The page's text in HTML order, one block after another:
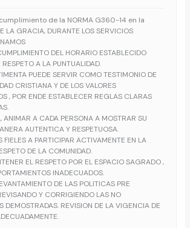
de la NORMA G360-14 en la
LA GRACIA, DURANTE LOS SERVICIOS
DEL HORARIO ESTABLECIDO
A LA PUNTUALIDAD.
PUEDE SERVIR COMO TESTIMONIO DE
CRISTIANA Y DE LOS VALORES
, POR ENDE ESTABLECER REGLAS CLARAS
ANIMAR A CADA PERSONA A MOSTRAR SU
AUTENTICA Y RESPETUOSA.
FIELES A PARTICIPAR ACTIVAMENTE EN LA
DE LA COMUNIDAD.
EL RESPETO POR EL ESPACIO SAGRADO ,
INADECUADOS.
DE LAS POLITICAS PRE
Y CORRIGIENDO LAS NO
DEMOSTRADAS. REVISION DE LA VIGENCIA DE